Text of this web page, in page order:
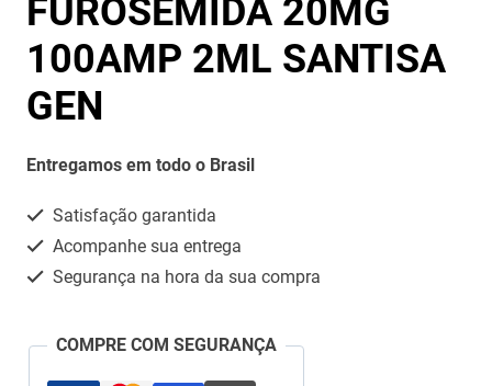
FUROSEMIDA 20MG
100AMP 2ML SANTISA
GEN
Entregamos em todo o Brasil
Satisfação garantida
Acompanhe sua entrega
Segurança na hora da sua compra
COMPRE COM SEGURANÇA